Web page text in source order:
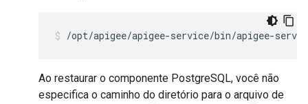
/opt/apigee/apigee-service/bin/apigee-
Ao restaurar o componente PostgreSQL, você não
especifica o caminho do diretório para o arquivo de